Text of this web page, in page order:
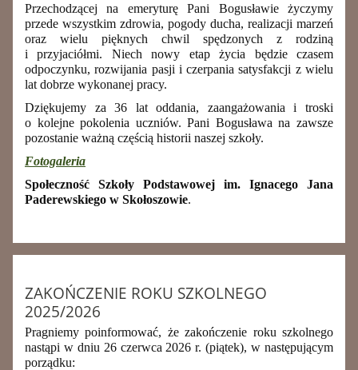
Przechodzącej na emeryturę Pani Bogusławie życzymy
przede wszystkim zdrowia, pogody ducha, realizacji marzeń
oraz wielu pięknych chwil spędzonych z rodziną
i przyjaciółmi. Niech nowy etap życia będzie czasem
odpoczynku, rozwijania pasji i czerpania satysfakcji z wielu
lat dobrze wykonanej pracy.
Dziękujemy za 36 lat oddania, zaangażowania i troski
o kolejne pokolenia uczniów. Pani Bogusława na zawsze
pozostanie ważną częścią historii naszej szkoły.
Fotogaleria
Społeczność Szkoły Podstawowej im. Ignacego Jana
Paderewskiego w Skołoszowie.
ZAKOŃCZENIE ROKU SZKOLNEGO
2025/2026
Pragniemy poinformować, że zakończenie roku szkolnego
nastąpi w dniu 26 czerwca 2026 r. (piątek), w następującym
porządku: